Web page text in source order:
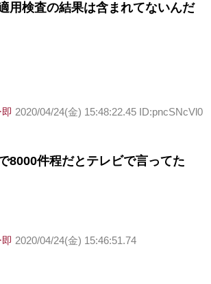
用検査の結果は含まれてないんだ
2020/04/24(金) 15:48:22.45 ID:pncSNcVl0
8000件程だとテレビで言ってた
2020/04/24(金) 15:46:51.74